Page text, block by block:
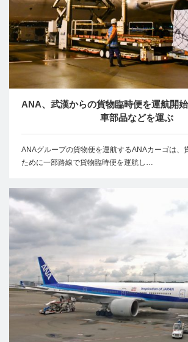
ANA、武漢からの貨物臨時便を運航開
車部品などを運ぶ
ANAグループの貨物便を運航するANAカーゴは、
ために一部路線で貨物臨時便を運航し…